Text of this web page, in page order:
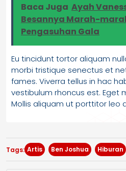
Baca Juga Ayah
Besannya Marah-
Pengasuhan Gala
Eu tincidunt tortor aliquam
morbi tristique senectus et
fames. Viverra tellus in hac
vestibulum rhoncus est. Eget
Mollis aliquam ut porttitor leo
Tags: Artis Ben Joshua Hiburan